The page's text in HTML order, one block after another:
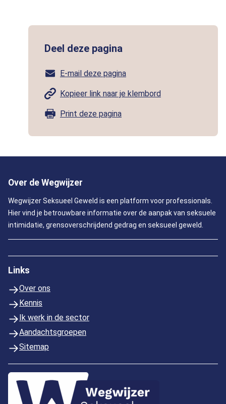
Deel deze pagina
E-mail deze pagina
Kopieer link naar je klembord
Print deze pagina
Over de Wegwijzer
Wegwijzer Seksueel Geweld is een platform voor professionals.
Hier vind je betrouwbare informatie over de aanpak van seksuele
intimidatie, grensoverschrijdend gedrag en seksueel geweld.
Links
Over ons
Kennis
Ik werk in de sector
Aandachtsgroepen
Sitemap